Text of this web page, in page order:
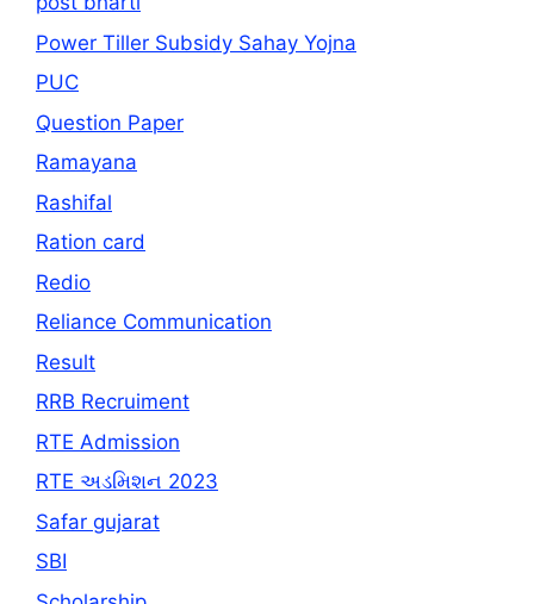
Power Tiller Subsidy Sahay Yojna
PUC
Question Paper
Ramayana
Rashifal
Ration card
Redio
Reliance Communication
Result
RRB Recruiment
RTE Admission
RTE અડમિશન 2023
Safar gujarat
SBI